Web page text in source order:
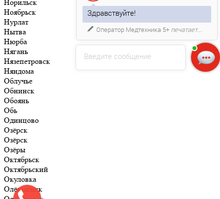
Норильск
Ноябрьск
Нурлат
Нытва
Нюрба
Нягань
Нязепетровск
Няндома
Облучье
Обнинск
Обоянь
Обь
Одинцово
Озёрск
Озёрск
Озёры
Октябрьск
Октябрьский
Окуловка
Олёкминск
Введите сообщение
Здравствуйте!
Оператор Медтехника 5+ печатает...